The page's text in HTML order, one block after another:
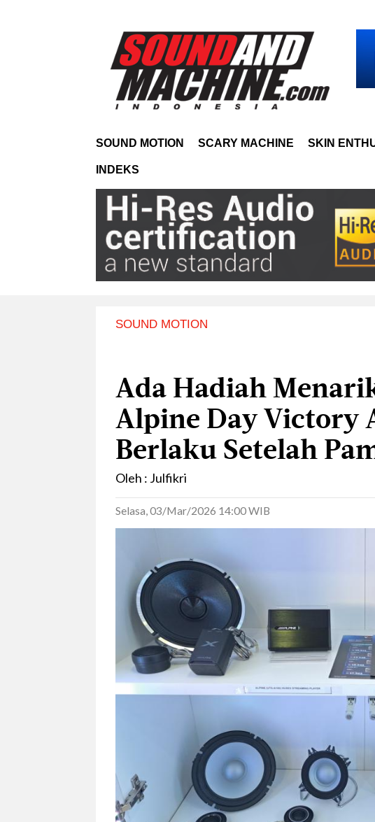
SOUND MOTION SCARY MACHINE SKIN
INDEKS
SOUND MOTION
Ada Hadiah
Alpine Day Victory
Berlaku Setelah
Oleh : Julfikri
Selasa, 03/Mar/2026 14:00 WIB